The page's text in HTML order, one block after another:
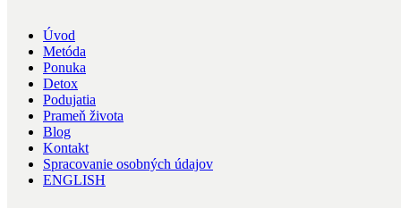
Úvod
Metóda
Ponuka
Detox
Podujatia
Prameň života
Blog
Kontakt
Spracovanie osobných údajov
ENGLISH